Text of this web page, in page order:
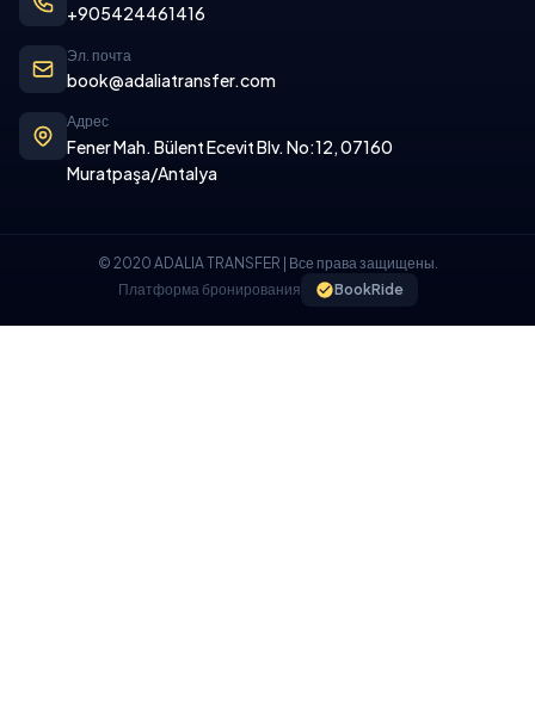
+905424461416
Эл. почта
book@adaliatransfer.com
Адрес
Fener Mah. Bülent Ecevit Blv. No:12, 07160
Muratpaşa/Antalya
© 2020 ADALIA TRANSFER | Все права защищены.
Платформа бронирования
BookRide